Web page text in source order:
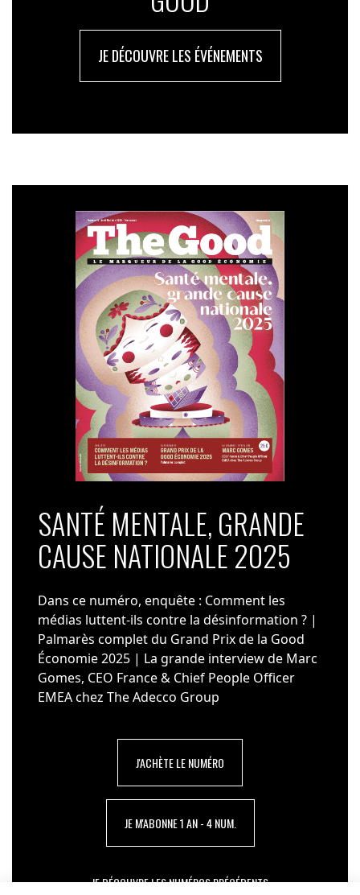
JE DÉCOUVRE LES ÉVÉNEMENTS
SANTÉ MENTALE, GRANDE
CAUSE NATIONALE 2025
Dans ce numéro, enquête : Comment les
médias luttent-ils contre la désinformation ? |
Palmarès complet du Grand Prix de la Good
Économie 2025 | La grande interview de Marc
Gomes, CEO France & Chief People Officer
EMEA chez The Adecco Group
J'ACHÈTE LE NUMÉRO
JE M'ABONNE 1 AN - 4 NUM.
JE DÉCOUVRE LES NUMÉROS PRÉCÉDENTS